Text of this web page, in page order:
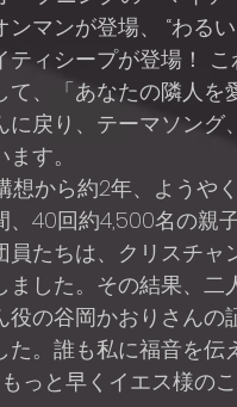
ンマンが登場、 “わる
ティシープが登場！
て、「あなたの隣人を
に戻り、テーマソング
す。
、40回約4,500名の親
員たちは、クリスチャ
ました。その結果、二
役の谷岡かおりさん
た。誰も私に福音を伝
もっと早くイエス様